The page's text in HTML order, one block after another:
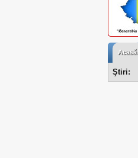
Acasă
Ştiri: